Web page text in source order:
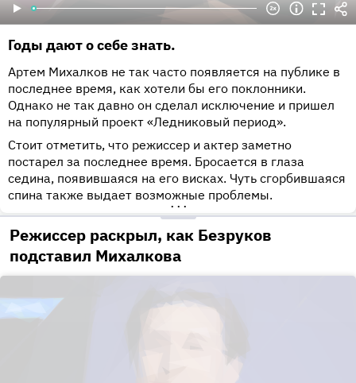
Годы дают о себе знать.
Артем Михалков не так часто появляется на публике в
последнее время, как хотели бы его поклонники.
Однако не так давно он сделал исключение и пришел
на популярный проект «Ледниковый период».
Стоит отметить, что режиссер и актер заметно
постарел за последнее время. Бросается в глаза
седина, появившаяся на его висках. Чуть сгорбившаяся
спина также выдает возможные проблемы.
•••
Режиссер раскрыл, как Безруков
подставил Михалкова